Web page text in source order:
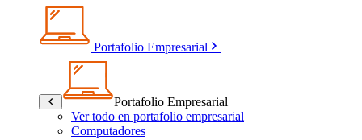
Portafolio Empresarial
Portafolio Empresarial
Ver todo en portafolio empresarial
Computadores